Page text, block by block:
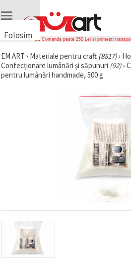
Folosim
uri
🍪 Folosim
cookie-uri
afișa
conținut și
reclame
mai
relevante,
Comanda peste 250 Lei si primesti
EM ART › Materiale pentru craft (8817)›
Confecționare lumânări și săpunuri (92)›
pentru lumânări handmade, 500 g